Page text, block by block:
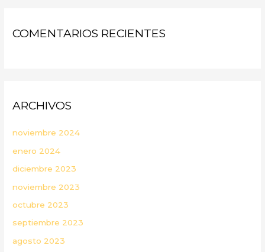
COMENTARIOS RECIENTES
ARCHIVOS
noviembre 2024
enero 2024
diciembre 2023
noviembre 2023
octubre 2023
septiembre 2023
agosto 2023